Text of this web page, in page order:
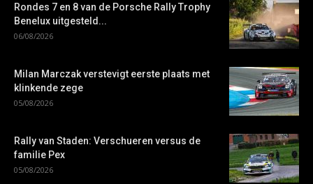
Rondes 7 en 8 van de Porsche Rally Trophy
Benelux uitgesteld...
06/08/2026
Milan Marczak verstevigt eerste plaats met
klinkende zege
05/08/2026
Rally van Staden: Verschueren versus de
familie Pex
05/08/2026